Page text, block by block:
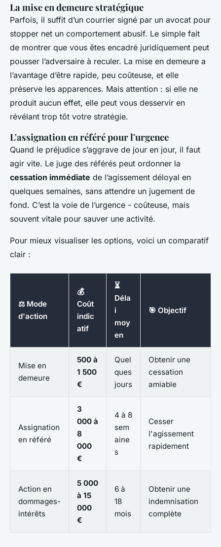
La mise en demeure stratégique
Parfois, il suffit d’un courrier signé par un avocat pour
stopper net un comportement abusif. Le simple fait
de montrer que vous êtes encadré juridiquement peut
pousser l’adversaire à reculer. La mise en demeure a
l’avantage d’être rapide, peu coûteuse, et elle
préserve les apparences. Mais attention : si elle ne
produit aucun effet, elle peut vous desservir en
révélant trop tôt votre stratégie.
L'assignation en référé pour l'urgence
Quand le préjudice s’aggrave de jour en jour, il faut
agir vite. Le juge des référés peut ordonner la
cessation immédiate de l’agissement déloyal en
quelques semaines, sans attendre un jugement de
fond. C’est la voie de l’urgence - coûteuse, mais
souvent vitale pour sauver une activité.
Pour mieux visualiser les options, voici un comparatif
clair :
⚖️ Mode
d'action
💰
Coût
indic
atif
⏳
Déla
i
moy
en
🎯 Objectif
Mise en
demeure
500 à
1 500
€
Quel
ques
jours
Obtenir une
cessation
amiable
Assignation
en référé
3
000 à
8
000
€
4 à 8
sem
aine
s
Cesser
l'agissement
rapidement
Action en
dommages-
intérêts
5 000
à 15
000
€
6 à
18
mois
Obtenir une
indemnisation
complète